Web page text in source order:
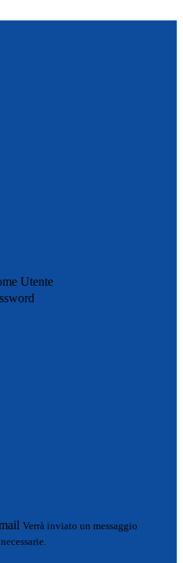
Utente
Verrà inviato un messaggio